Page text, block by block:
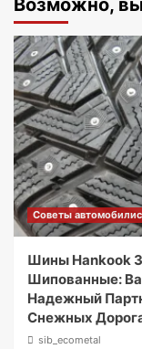
Возможно,
Советы
Шины Hankook
Шипованные:
Надежный
Снежных
sib_ecometal